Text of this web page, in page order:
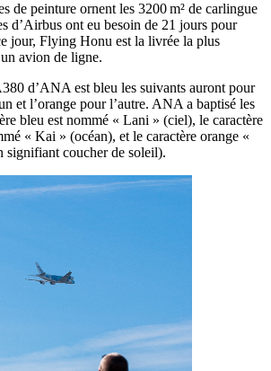
de peinture ornent les 3200 m² de carlingue
d’Airbus ont eu besoin de 21 jours pour
jour, Flying Honu est la livrée la plus
avion de ligne.
d’ANA est bleu les suivants auront pour
et l’orange pour l’autre. ANA a baptisé les
bleu est nommé « Lani » (ciel), le caractère
« Kai » (océan), et le caractère orange «
signifiant coucher de soleil).